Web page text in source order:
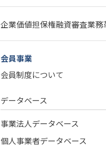
企業価値担保権融資審査業務
会員事業
会員制度について
データベース
事業法人データベース
個人事業者データベース